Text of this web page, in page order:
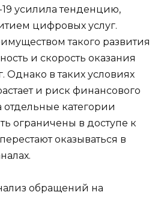
усилила тенденцию,
цифровых услуг.
такого развития
и скорость оказания
Однако в таких условиях
и риск финансового
категории
ограничены в доступе к
оказываться в
обращений на